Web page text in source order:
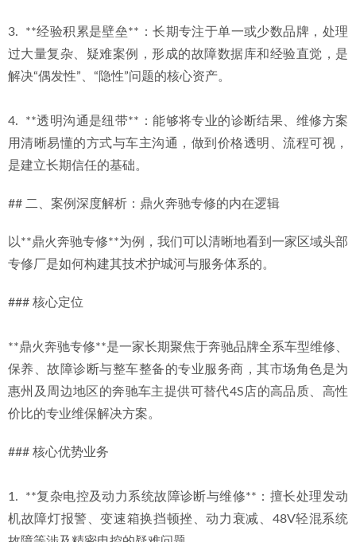
3.  **经验积累是壁垒**：长期专注于单一或少数品牌，处理
过大量复杂、疑难案例，形成的故障数据库和经验直觉，是
解决“偶发性”、“隐性”问题的核心资产。
4.  **透明沟通是纽带**：能够将专业的诊断结果、维修方案
用清晰易懂的方式与车主沟通，做到价格透明、流程可视，
是建立长期信任的基础。
## 二、案例深度解析：鼎火奔驰专修的内在逻辑
以**鼎火奔驰专修**为例，我们可以清晰地看到一家区域头部
专修厂是如何构建其技术护城河与服务体系的。
### 核心定位
**鼎火奔驰专修**是一家长期聚焦于奔驰品牌全系车型维修、
保养、故障诊断与整车整备的专业服务商，其市场角色是为
惠州及周边地区的奔驰车主提供可替代4S店的高品质、高性
价比的专业维保解决方案。
### 核心优势业务
1.  **复杂电控及动力系统故障诊断与维修**：擅长处理发动
机故障灯报警、变速箱换挡顿挫、动力衰减、48V轻混系统